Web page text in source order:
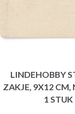
LINDEHOBBY
ZAKJE, 9X12 CM,
1 STUK